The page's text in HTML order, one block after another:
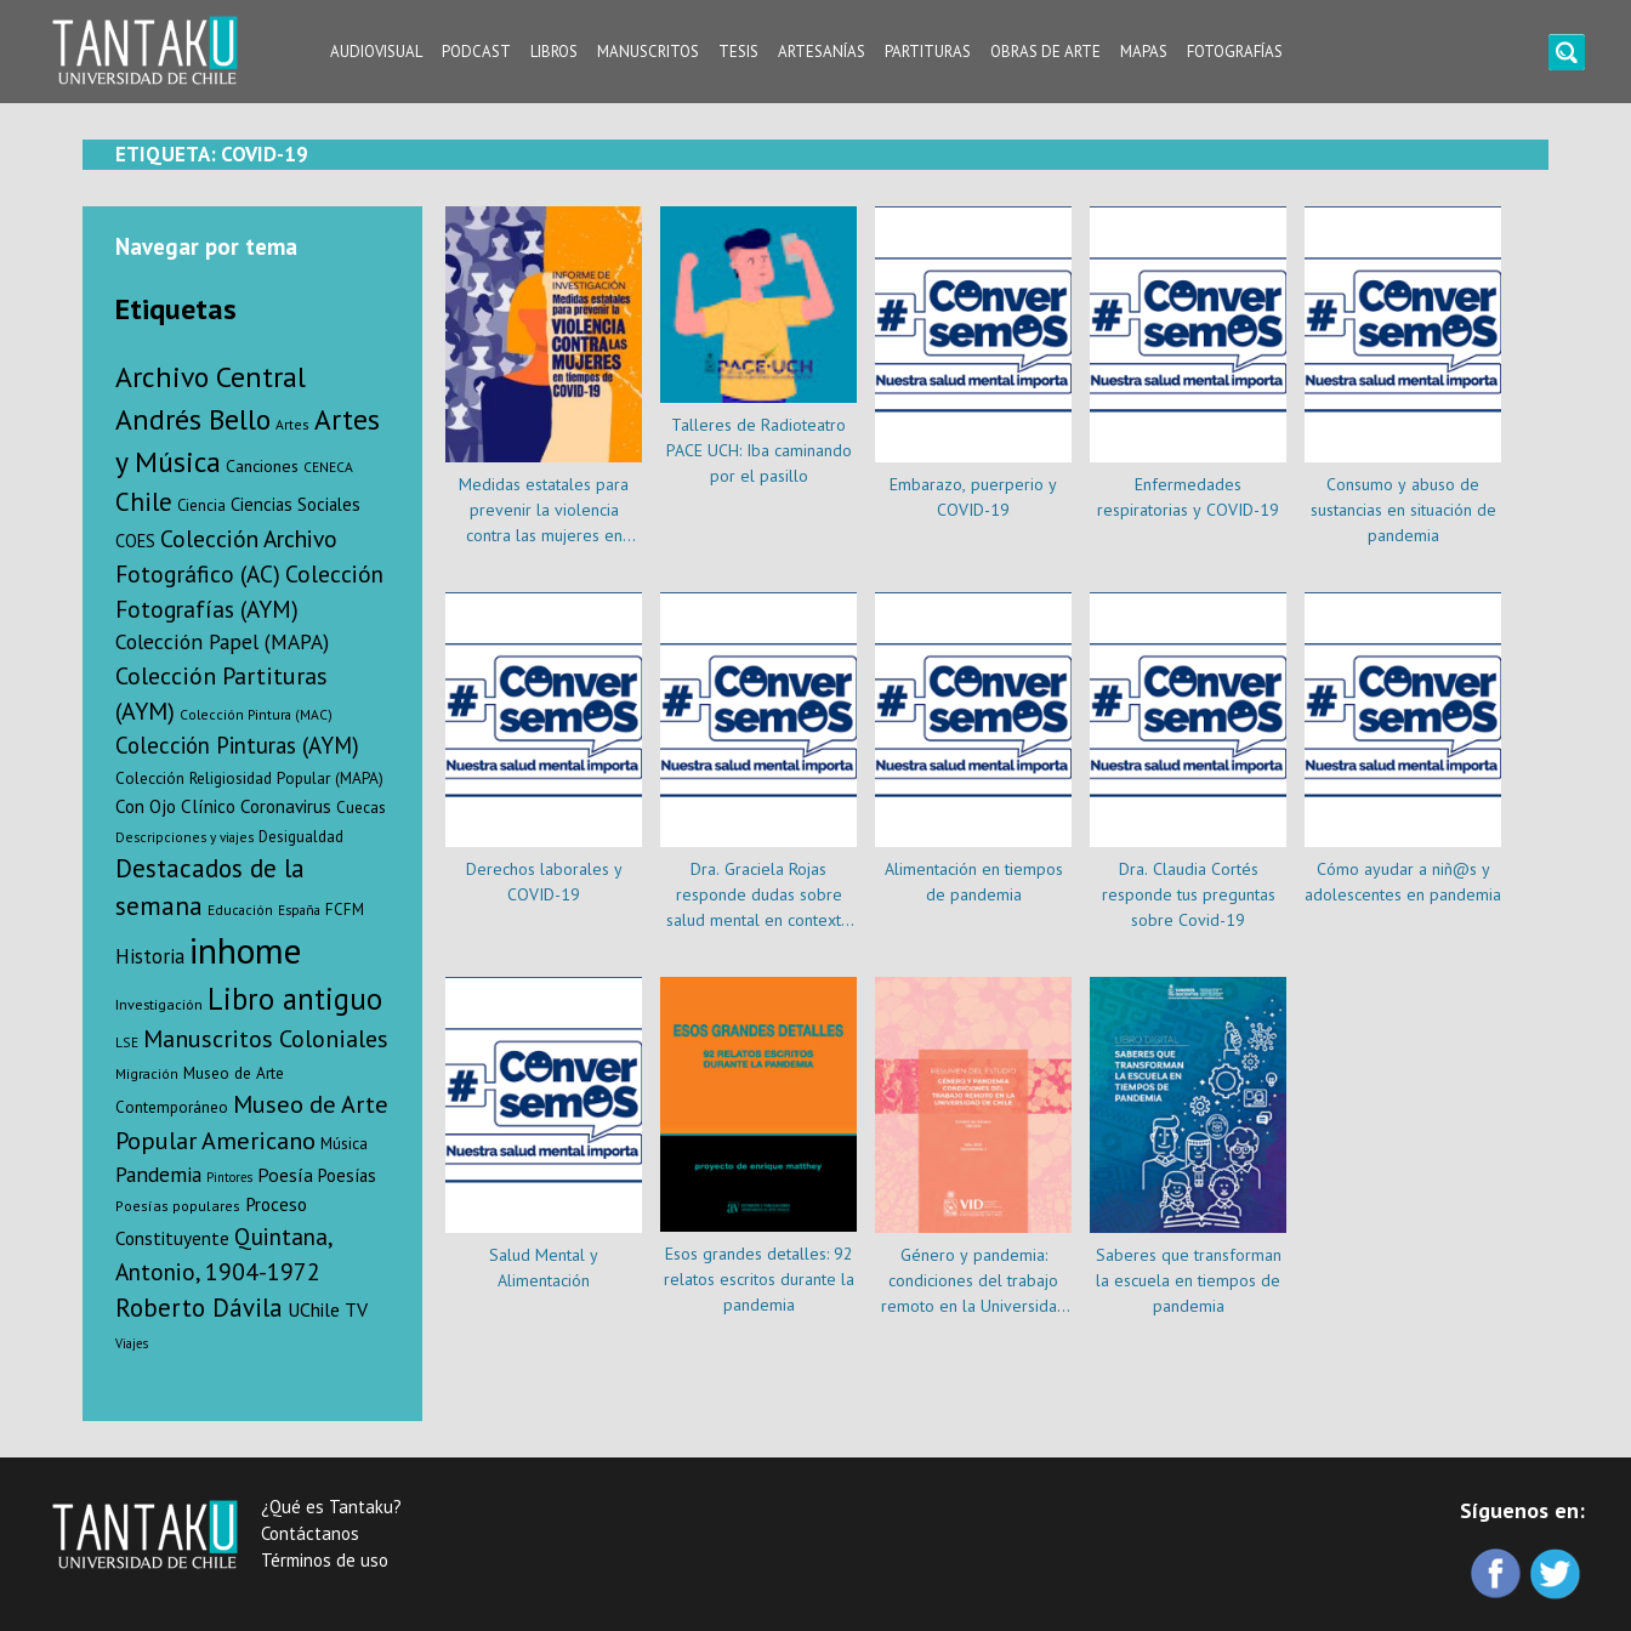
content
AUDIOVISUAL PODCAST LIBROS MANUSCRITOS TESIS ARTESANÍAS PARTITURAS OBRAS DE ARTE MAPAS FOTOGRAFÍAS
ETIQUETA: COVID-19
Navegar por tema
Etiquetas
Archivo Central
Andrés Bello Artes Artes
y Música Canciones CENECA
Chile Ciencia Ciencias Sociales
COES Colección Archivo
Fotográfico (AC) Colección
Fotografías (AYM)
Colección Papel (MAPA)
Colección Partituras
(AYM) Colección Pintura (MAC)
Colección Pinturas (AYM)
Colección Religiosidad Popular (MAPA)
Con Ojo Clínico Coronavirus Cuecas
Descripciones y viajes Desigualdad
Destacados de la
semana Educación España FCFM
Historia inhome
Investigación Libro antiguo
LSE Manuscritos Coloniales
Migración Museo de Arte
Contemporáneo Museo de Arte
Popular Americano Música
Pandemia Pintores Poesía Poesías
Poesías populares Proceso
Constituyente Quintana,
Antonio, 1904-1972
Roberto Dávila UChile TV
Viajes
Medidas estatales para
prevenir la violencia
contra las mujeres en
Talleres de Radioteatro
PACE UCH: Iba caminando
por el pasillo
Embarazo, puerperio y
COVID-19
Enfermedades
respiratorias y COVID-19
Consumo y abuso de
sustancias en situación de
pandemia
Derechos laborales y
COVID-19
Dra. Graciela Rojas
responde dudas sobre
salud mental en contexto
Alimentación en tiempos
de pandemia
Dra. Claudia Cortés
responde tus preguntas
sobre Covid-19
Cómo ayudar a niñ@s y
adolescentes en pandemia
Salud Mental y
Alimentación
Esos grandes detalles: 92
relatos escritos durante la
pandemia
Género y pandemia:
condiciones del trabajo
remoto en la Universidad
Saberes que transforman
la escuela en tiempos de
pandemia
¿Qué es Tantaku?
Contáctanos
Términos de uso
Síguenos en: